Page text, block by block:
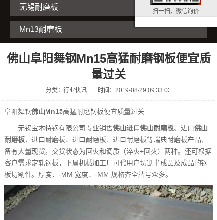
无锡耐磨板
Mn13耐磨板
佛山阜阳舞钢Mn15高猛耐磨钢板便宜质
量过关
分类：行业快讯 时间：2019-08-29 09:33:03
阜阳舞钢佛山Mn15高猛耐磨钢板便宜质量过关
无锡宝木特钢有限公司专业销售佛山进口佛山耐磨板、进口佛山
耐磨板、进口耐磨板、进口耐磨板、进口耐磨板等瑞典耐磨板产品，
备有大量现货。交货状态为回火和调质（淬火+回火）两种。还可根据
客户需求定轧钢板，下属机械加工厂可代用户切割半成品及成品的钢
板切割件。厚度：-MM 宽度：-MM 规格齐全牌号众多。
扫一扫，微信询价